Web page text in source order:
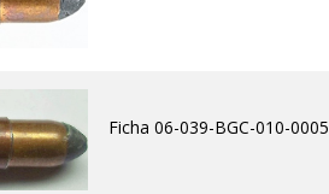
Ficha 06-039-BGC-010-0005